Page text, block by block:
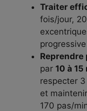
Traiter
fois/jour,
par 10 à
respecter
et
170 pas/